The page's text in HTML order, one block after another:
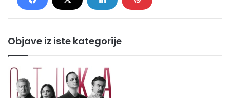
Objave iz iste kategorije